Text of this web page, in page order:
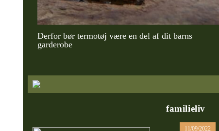
Derfor bør termotøj være en del af dit barns
garderobe
familieliv
11/09/2022